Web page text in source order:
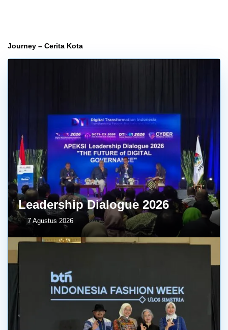
Journey – Cerita Kota
Leadership Dialogue 2026
7 Agustus 2026